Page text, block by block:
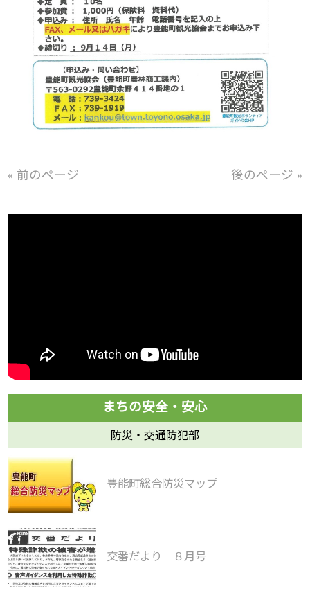
« 前のページ 後のページ »
防災・交通防犯部
豊能町総合防災マップ
交番だより ８月号